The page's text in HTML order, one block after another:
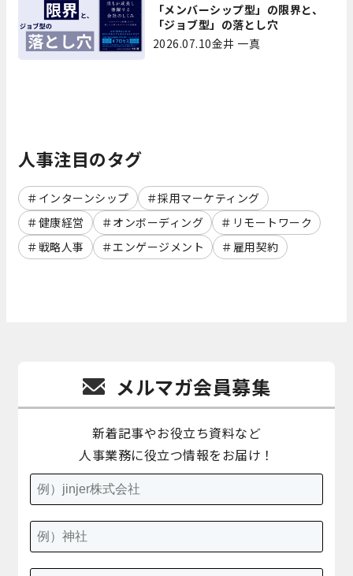
「メンバーシップ型」の限界と、
「ジョブ型」の落とし穴
2026.07.10金井 一真
人事注目のタグ
インターンシップ
採用マーケティング
健康経営
オンボーディング
リモートワーク
戦略人事
エンゲージメント 雇用契約
メルマガ会員募集
新着記事やお役立ち資料など
人事業務に役立つ情報をお届け！